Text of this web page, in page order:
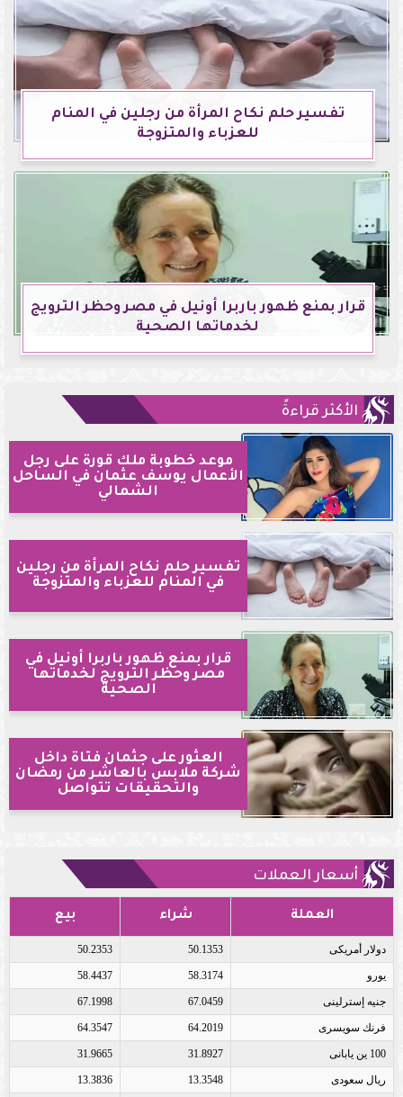
تفسير حلم نكاح المرأة من رجلين في المنام
للعزباء والمتزوجة
قرار بمنع ظهور باربرا أونيل في مصر وحظر الترويج
لخدماتها الصحية
الأكثر قراءةً
موعد خطوبة ملك قورة على رجل
الأعمال يوسف عثمان في الساحل
الشمالي
تفسير حلم نكاح المرأة من رجلين
في المنام للعزباء والمتزوجة
قرار بمنع ظهور باربرا أونيل في
مصر وحظر الترويج لخدماتها
الصحية
العثور على جثمان فتاة داخل
شركة ملابس بالعاشر من رمضان
والتحقيقات تتواصل
أسعار العملات
العملة شراء بيع
دولار أمريكى 50.1353
50.2353
يورو 58.3174
58.4437
جنيه إسترلينى 67.0459
67.1998
فرنك سويسرى 64.2019
64.3547
100 ين يابانى 31.8927
31.9665
ريال سعودى 13.3548
13.3836